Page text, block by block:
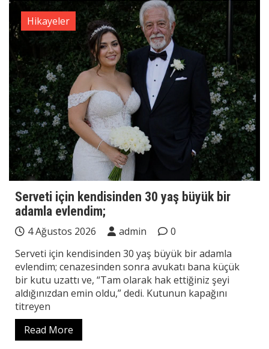
Hikayeler
Serveti için kendisinden 30 yaş büyük bir
adamla evlendim;
4 Ağustos 2026 admin
0
Serveti için kendisinden 30 yaş büyük bir adamla
evlendim; cenazesinden sonra avukatı bana küçük
bir kutu uzattı ve, “Tam olarak hak ettiğiniz şeyi
aldığınızdan emin oldu,” dedi. Kutunun kapağını
titreyen
Read More